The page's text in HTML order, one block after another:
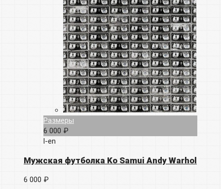
Размеры
6 000 ₽
l-en
Мужская футболка Ko Samui Andy Warhol
6 000 ₽